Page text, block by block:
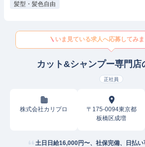
髪型・髪色自由
いま見ている求人へ応募してみま
カット&シャンプー専門店
正社員
株式会社カリプロ
〒175-0094東京都
板橋区成増
土日日給16,000円〜、社保完備、日払